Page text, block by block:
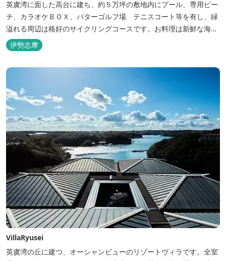
英虞湾に面した高台に建ち、約５万坪の敷地内にプール、専用ビー
チ、カラオケＢＯＸ、パターゴルフ場 テニスコート等を有し、緑
溢れる周辺は格好のサイクリングコースです。お料理は新鮮な海の
幸をふんだんに使用する荒磯焼、活造会席、伊勢海老残酷鍋会席、
松茸料理（秋）等グルメ志向の方に好評です。夏には野外バーベキ
ューも毎晩行ないます。
伊勢志摩
VillaRyusei
英虞湾の丘に建つ、オーシャンビューのリゾートヴィラです。全室